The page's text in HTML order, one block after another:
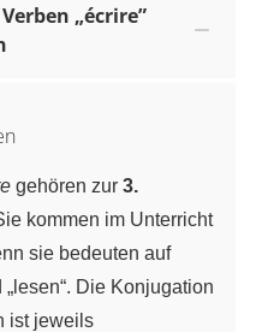
Verben „écrire”
gehören zur 3.
kommen im Unterricht
sie bedeuten auf
„lesen“. Die Konjugation
ist jeweils